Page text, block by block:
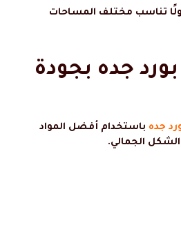
تناسب مختلف المساحات
جده بجودة
جده باستخدام أفضل المواد
الجمالي.